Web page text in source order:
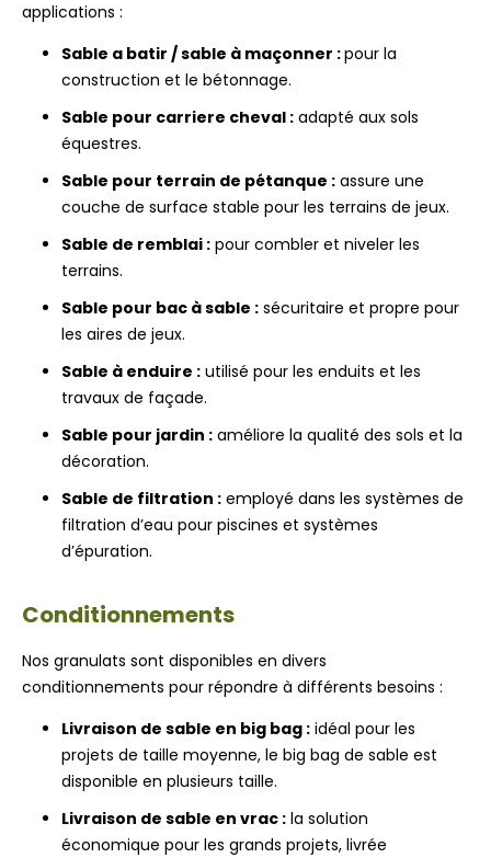
applications :
Sable a batir / sable à maçonner :pour la
construction et le bétonnage.
Sable pour carriere cheval : adapté aux sols
équestres.
Sable pour terrain de pétanque : assure une
couche de surface stable pour les terrains de jeux.
Sable de remblai : pour combler et niveler les
terrains.
Sable pour bac à sable : sécuritaire et propre pour
les aires de jeux.
Sable à enduire : utilisé pour les enduits et les
travaux de façade.
Sable pour jardin : améliore la qualité des sols et la
décoration.
Sable de filtration : employé dans les systèmes de
filtration d’eau pour piscines et systèmes
d’épuration.
Conditionnements
Nos granulats sont disponibles en divers
conditionnements pour répondre à différents besoins :
Livraison de sable en big bag : idéal pour les
projets de taille moyenne, le big bag de sable est
disponible en plusieurs taille.
Livraison de sable en vrac : la solution
économique pour les grands projets, livrée